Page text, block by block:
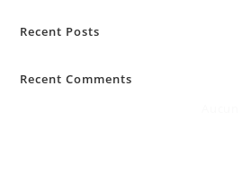
Recent Posts
Recent Comments